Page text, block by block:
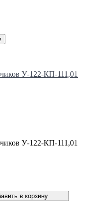
У-122-КП-111,01
У-122-КП-111,01